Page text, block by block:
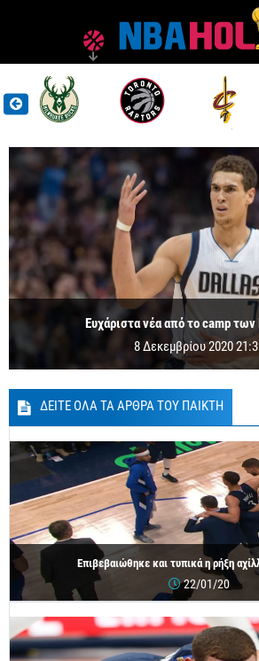
Ευχάριστα νέα από το camp
8 Δεκεμβρίου 2020
ΔΕΙΤΕ ΟΛΑ ΤΑ ΑΡΘΡΑ ΤΟΥ ΠΑΙΚΤΗ
Επιβεβαιώθηκε και τυπικά η ρήξη
22/01/20